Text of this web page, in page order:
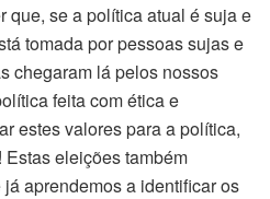
que, se a política atual é suja e
tomada por pessoas sujas e
chegaram lá pelos nossos
feita com ética e
estes valores para a política,
eleições também
aprendemos a identificar os